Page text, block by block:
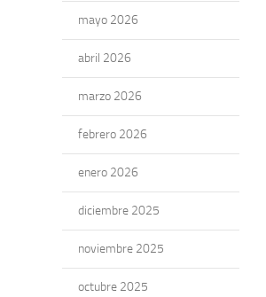
mayo 2026
abril 2026
marzo 2026
febrero 2026
enero 2026
diciembre 2025
noviembre 2025
octubre 2025